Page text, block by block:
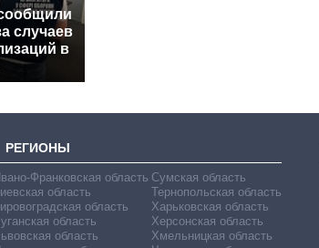
случаев
в
РЕГИОНЫ
Франковская область
область
область
область
область
Сумская область
Тернопольская область
Харьковская область
Херсонская область
Хмельницкая область